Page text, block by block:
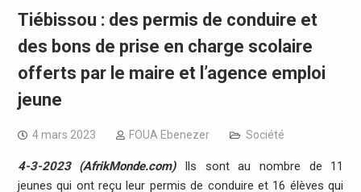
Tiébissou : des permis de conduire et
des bons de prise en charge scolaire
offerts par le maire et l’agence emploi
jeune
4 mars 2023 FOUA Ebenezer Société
4-3-2023 (AfrikMonde.com)Ils sont au nombre de 11
jeunes qui ont reçu leur permis de conduire et 16 élèves qui